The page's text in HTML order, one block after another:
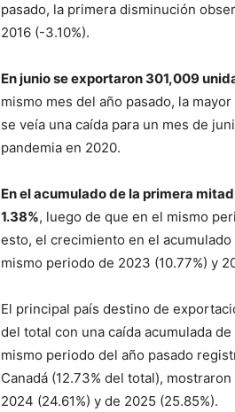
pasado, la primera disminución
2016 (-3.10%).
En junio se exportaron 301,009
mismo mes del año pasado, la
se veía una caída para un mes de
pandemia en 2020.
En el acumulado de la primera
1.38%, luego de que en el mismo
esto, el crecimiento en el
mismo periodo de 2023 (10.77%) y
El principal país destino de
del total con una caída acumulada
mismo periodo del año pasado
Canadá (12.73% del total),
2024 (24.61%) y de 2025 (25.85%).